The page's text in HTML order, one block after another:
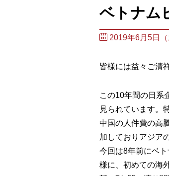
ベトナム
2019年6月5日（
皆様には益々ご清
この10年間の日系
見られています。
中国の人件費の高
加しておりアジア
今回は8年前にベ
様に、初めての海